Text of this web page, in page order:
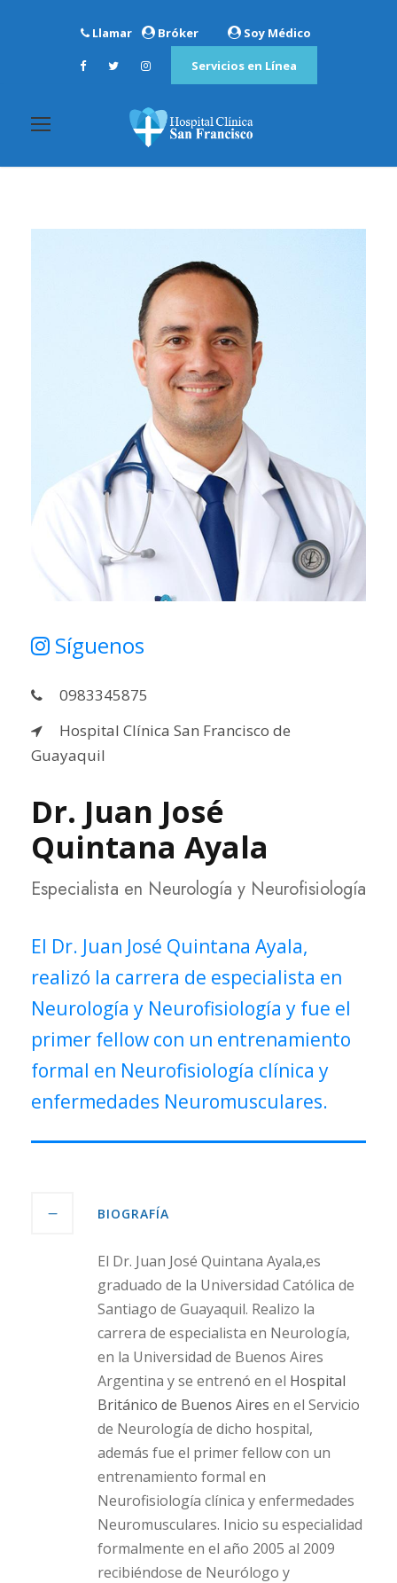
Llamar Bróker Soy Médico
Servicios en Línea
Síguenos
0983345875
Hospital Clínica San Francisco de
Guayaquil
Dr. Juan José
Quintana Ayala
Especialista en Neurología y Neurofisiología
El Dr. Juan José Quintana Ayala,
realizó la carrera de especialista en
Neurología y Neurofisiología y fue el
primer fellow con un entrenamiento
formal en Neurofisiología clínica y
enfermedades Neuromusculares.
BIOGRAFÍA
El Dr. Juan José Quintana Ayala,es
graduado de la Universidad Católica de
Santiago de Guayaquil. Realizo la
carrera de especialista en Neurología,
en la Universidad de Buenos Aires
Argentina y se entrenó en el Hospital
Británico de Buenos Aires en el Servicio
de Neurología de dicho hospital,
además fue el primer fellow con un
entrenamiento formal en
Neurofisiología clínica y enfermedades
Neuromusculares. Inicio su especialidad
formalmente en el año 2005 al 2009
recibiéndose de Neurólogo y